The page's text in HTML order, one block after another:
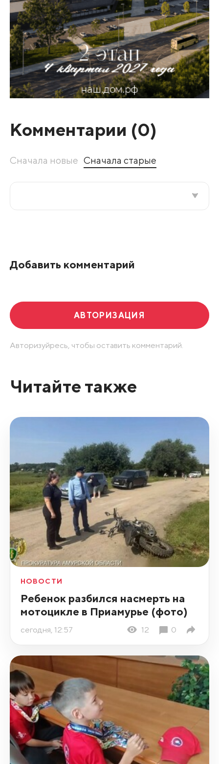
Комментарии (0)
Сначала новые Сначала старые
Добавить комментарий
АВТОРИЗАЦИЯ
Авторизуйресь, чтобы оставить комментарий.
Читайте также
НОВОСТИ
Ребенок разбился насмерть на
мотоцикле в Приамурье (фото)
сегодня, 12:57 12 0